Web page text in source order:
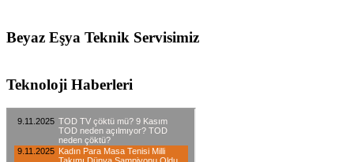
Beyaz Eşya Teknik Servisimiz
Teknoloji Haberleri